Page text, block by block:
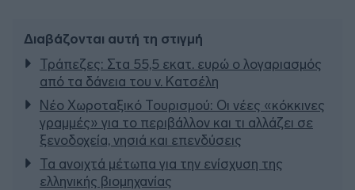
Διαβάζονται αυτή τη στιγμή
Τράπεζες: Στα 55,5 εκατ. ευρώ ο λογαριασμός
από τα δάνεια του ν. Κατσέλη
Νέο Χωροταξικό Τουρισμού: Οι νέες «κόκκινες
γραμμές» για το περιβάλλον και τι αλλάζει σε
ξενοδοχεία, νησιά και επενδύσεις
Τα ανοιχτά μέτωπα για την ενίσχυση της
ελληνικής βιομηχανίας